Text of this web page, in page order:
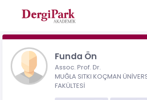
Funda Ön
Assoc. Prof. Dr.
MUĞLA SITKI KOÇMAN
FAKÜLTESİ